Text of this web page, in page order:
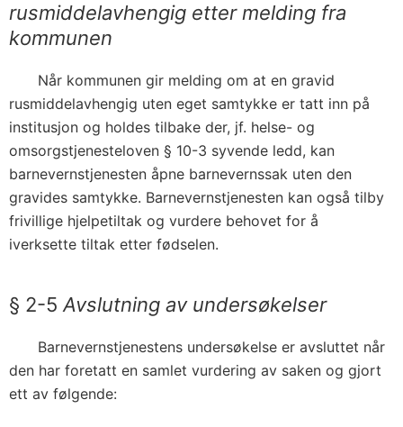
rusmiddelavhengig etter melding fra
kommunen
Når kommunen gir melding om at en gravid
rusmiddelavhengig uten eget samtykke er tatt inn på
institusjon og holdes tilbake der, jf. helse- og
omsorgstjenesteloven § 10-3 syvende ledd, kan
barnevernstjenesten åpne barnevernssak uten den
gravides samtykke. Barnevernstjenesten kan også tilby
frivillige hjelpetiltak og vurdere behovet for å
iverksette tiltak etter fødselen.
§ 2-5 Avslutning av undersøkelser
Barnevernstjenestens undersøkelse er avsluttet når
den har foretatt en samlet vurdering av saken og gjort
ett av følgende: